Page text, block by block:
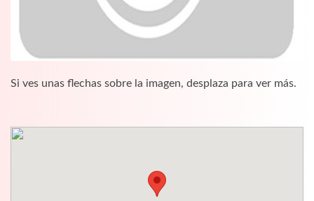
Si ves unas flechas sobre la imagen, desplaza para ver más.